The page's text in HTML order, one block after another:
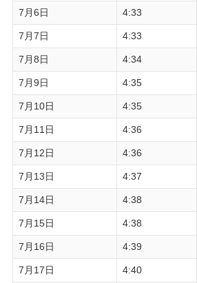
7月6日 4:33
7月7日 4:33
7月8日 4:34
7月9日 4:35
7月10日 4:35
7月11日 4:36
7月12日 4:36
7月13日 4:37
7月14日 4:38
7月15日 4:38
7月16日 4:39
7月17日 4:40